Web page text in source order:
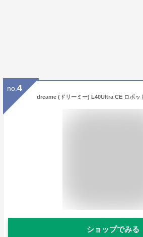
no. 4
ショップでみる